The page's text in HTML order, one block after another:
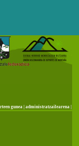
gunea administratzailearena